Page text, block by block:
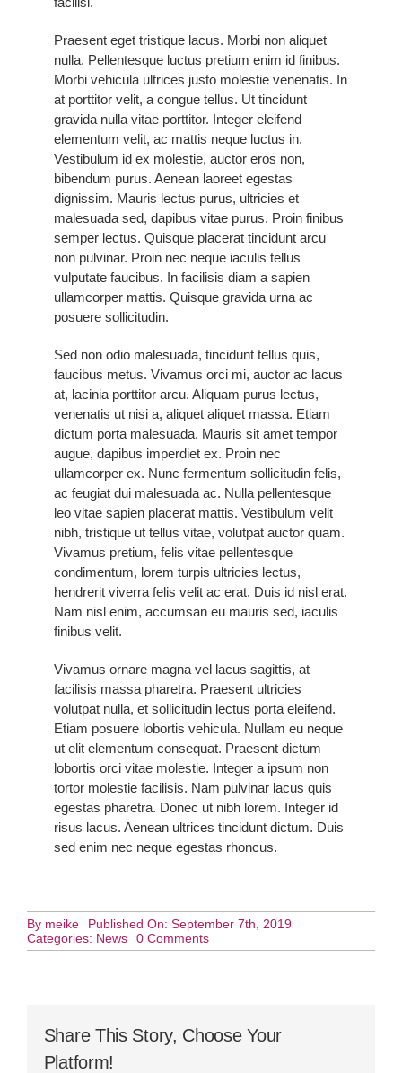
Praesent eget tristique lacus. Morbi non aliquet
nulla. Pellentesque luctus pretium enim id finibus.
Morbi vehicula ultrices justo molestie venenatis. In
at porttitor velit, a congue tellus. Ut tincidunt
gravida nulla vitae porttitor. Integer eleifend
elementum velit, ac mattis neque luctus in.
Vestibulum id ex molestie, auctor eros non,
bibendum purus. Aenean laoreet egestas
dignissim. Mauris lectus purus, ultricies et
malesuada sed, dapibus vitae purus. Proin finibus
semper lectus. Quisque placerat tincidunt arcu
non pulvinar. Proin nec neque iaculis tellus
vulputate faucibus. In facilisis diam a sapien
ullamcorper mattis. Quisque gravida urna ac
posuere sollicitudin.
Sed non odio malesuada, tincidunt tellus quis,
faucibus metus. Vivamus orci mi, auctor ac lacus
at, lacinia porttitor arcu. Aliquam purus lectus,
venenatis ut nisi a, aliquet aliquet massa. Etiam
dictum porta malesuada. Mauris sit amet tempor
augue, dapibus imperdiet ex. Proin nec
ullamcorper ex. Nunc fermentum sollicitudin felis,
ac feugiat dui malesuada ac. Nulla pellentesque
leo vitae sapien placerat mattis. Vestibulum velit
nibh, tristique ut tellus vitae, volutpat auctor quam.
Vivamus pretium, felis vitae pellentesque
condimentum, lorem turpis ultricies lectus,
hendrerit viverra felis velit ac erat. Duis id nisl erat.
Nam nisl enim, accumsan eu mauris sed, iaculis
finibus velit.
Vivamus ornare magna vel lacus sagittis, at
facilisis massa pharetra. Praesent ultricies
volutpat nulla, et sollicitudin lectus porta eleifend.
Etiam posuere lobortis vehicula. Nullam eu neque
ut elit elementum consequat. Praesent dictum
lobortis orci vitae molestie. Integer a ipsum non
tortor molestie facilisis. Nam pulvinar lacus quis
egestas pharetra. Donec ut nibh lorem. Integer id
risus lacus. Aenean ultrices tincidunt dictum. Duis
sed enim nec neque egestas rhoncus.
By meike
Published On: September 7th, 2019
Categories: News 0 Commentson
Balanced
Share This Story, Choose Your
Platform!